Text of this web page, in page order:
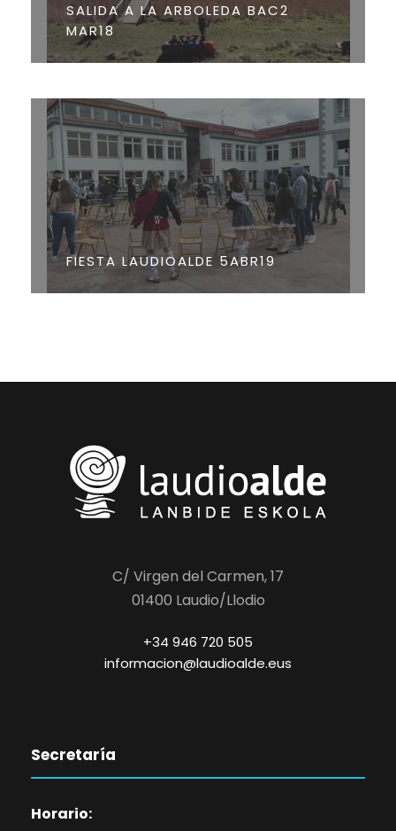
SALIDA A LA ARBOLEDA BAC2
MAR18
FIESTA LAUDIOALDE 5ABR19
C/ Virgen del Carmen, 17
01400 Laudio/Llodio
+34 946 720 505
informacion@laudioalde.eus
Secretaría
Horario: